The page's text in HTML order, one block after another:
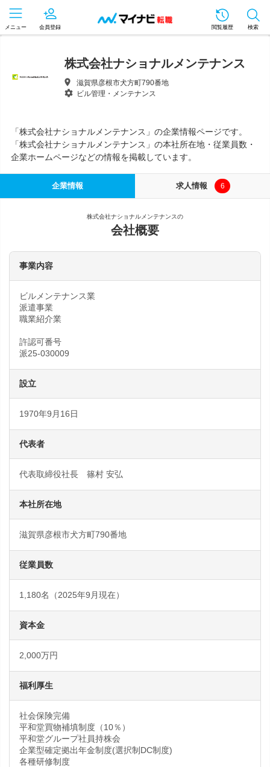
メニュー 会員登録 閲覧履歴 検索
株式会社ナショナルメンテナンス
滋賀県彦根市犬方町790番地
ビル管理・メンテナンス
「株式会社ナショナルメンテナンス」の企業情報ページです。
「株式会社ナショナルメンテナンス」の本社所在地・従業員数・
企業ホームページなどの情報を掲載しています。
企業情報 求人情報 6
株式会社ナショナルメンテナンスの
会社概要
事業内容
ビルメンテナンス業
派遣事業
職業紹介業
許認可番号
派25-030009
設立
1970年9月16日
代表者
代表取締役社長 篠村 安弘
本社所在地
滋賀県彦根市犬方町790番地
従業員数
1,180名（2025年9月現在）
資本金
2,000万円
福利厚生
社会保険完備
平和堂買物補填制度（10％）
平和堂グループ社員持株会
企業型確定拠出年金制度(選択制DC制度)
各種研修制度